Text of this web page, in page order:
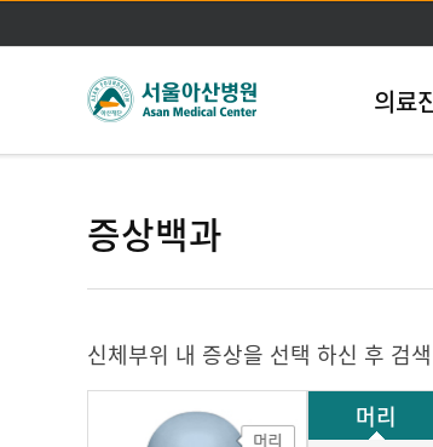
의료
증상백과
신체부위 내 증상을 선택 하신 후 검
머리